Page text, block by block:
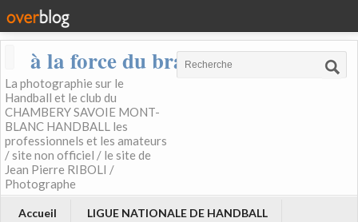
à la force du bras
La photographie sur le
Handball et le club du
CHAMBERY SAVOIE MONT-
BLANC HANDBALL les
professionnels et les amateurs
/ site non officiel / le site de
Jean Pierre RIBOLI /
Photographe
Accueil
LIGUE NATIONALE DE HANDBALL